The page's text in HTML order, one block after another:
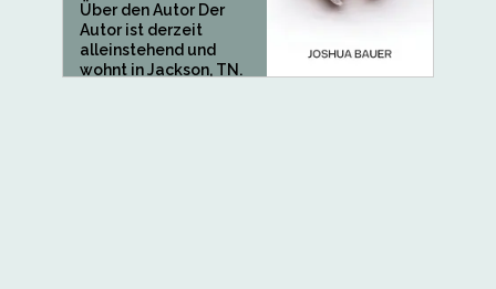
Über den Autor Der
Autor ist derzeit
alleinstehend und
wohnt in Jackson, TN.